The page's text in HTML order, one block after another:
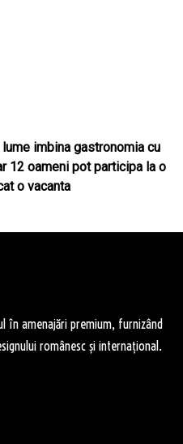
imbina gastronomia cu
12 oameni pot participa la o
o vacanta
în amenajări premium, furnizând
românesc și internațional.